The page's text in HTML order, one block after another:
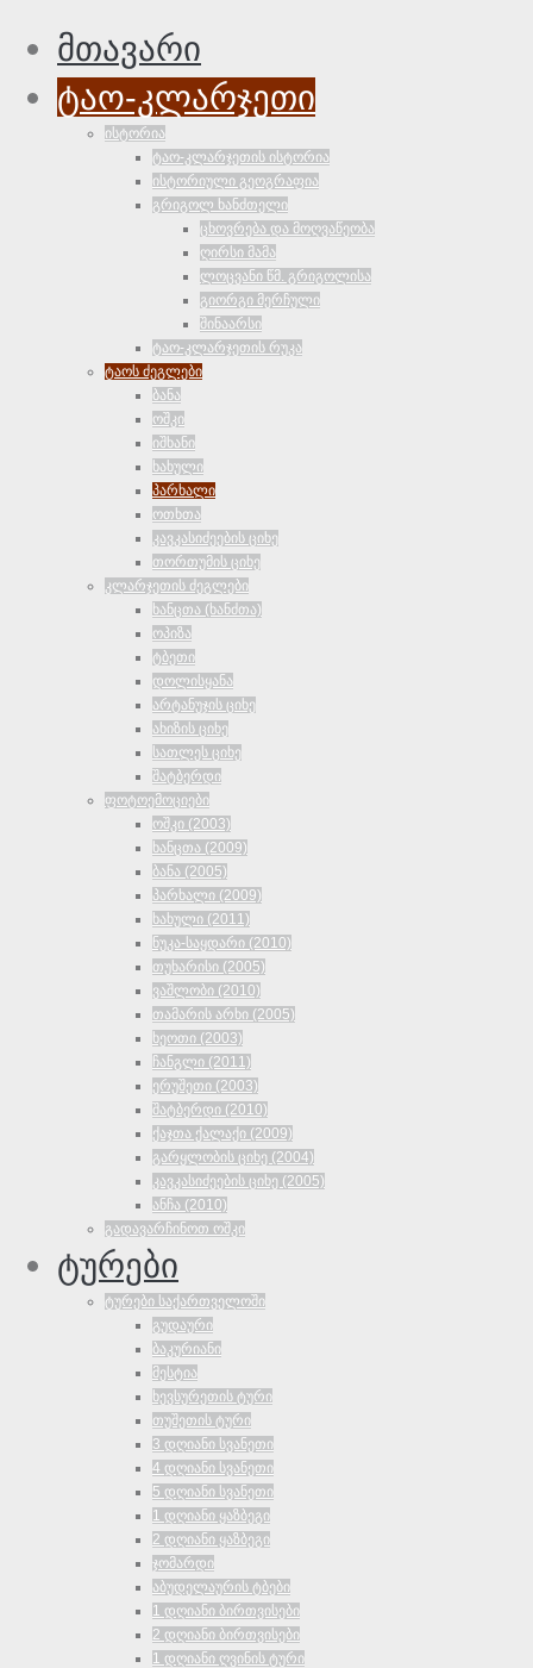
მთავარი
ტაო-კლარჯეთი
ისტორია
ტაო-კლარჯეთის ისტორია
ისტორიული გეოგრაფია
გრიგოლ ხანძთელი
ცხოვრება და მოღვაწეობა
ღირსი მამა
ლოცვანი წმ. გრიგოლისა
გიორგი მერჩული
შინაარსი
ტაო-კლარჯეთის რუკა
ტაოს ძეგლები
ბანა
ოშკი
იშხანი
ხახული
პარხალი
ოთხთა
კავკასიძეების ციხე
თორთუმის ციხე
კლარჯეთის ძეგლები
ხანცთა (ხანძთა)
ოპიზა
ტბეთი
დოლისყანა
არტანუჯის ციხე
ახიზის ციხე
სათლეს ციხე
შატბერდი
ფოტოემოციები
ოშკი (2003)
ხანცთა (2009)
ბანა (2005)
პარხალი (2009)
ხახული (2011)
ნუკა-საყდარი (2010)
თუხარისი (2005)
ვაშლობი (2010)
თამარის არხი (2005)
ხეოთი (2003)
ჩანგლი (2011)
ერუშეთი (2003)
შატბერდი (2010)
ქაჯთა ქალაქი (2009)
გარყლობის ციხე (2004)
კავკასიძეების ციხე (2005)
ანჩა (2010)
გადავარჩინოთ ოშკი
ტურები
ტურები საქართველოში
გუდაური
ბაკურიანი
მესტია
ხევსურეთის ტური
თუშეთის ტური
3 დღიანი სვანეთი
4 დღიანი სვანეთი
5 დღიანი სვანეთი
1 დღიანი ყაზბეგი
2 დღიანი ყაზბეგი
ჯომარდი
აბუდელაურის ტბები
1 დღიანი ბირთვისები
2 დღიანი ბირთვისები
1 დღიანი ღვინის ტური